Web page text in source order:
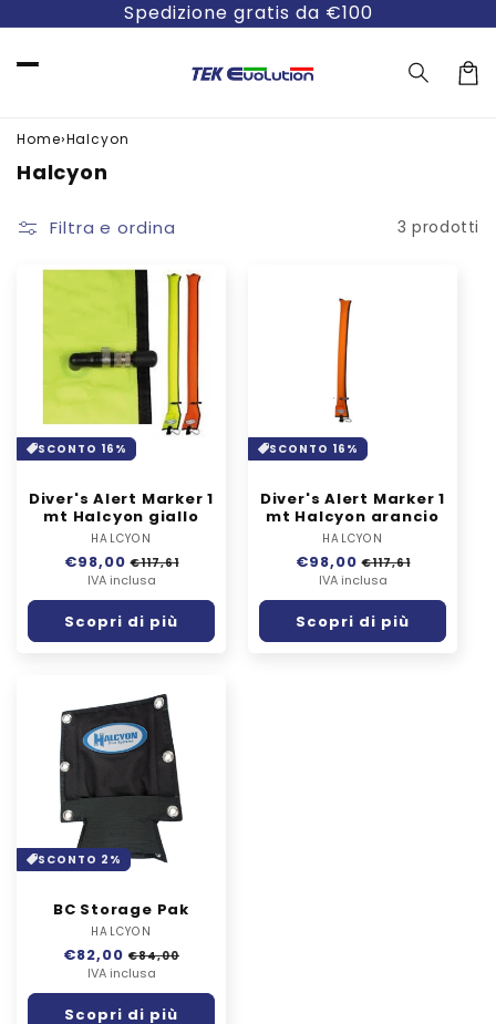
Spedizione gratis da €100
Home›Halcyon
C
l
Halcyon
Filtra e ordina 3 prodotti
SCONTO 16%
Diver's Alert Marker 1
mt Halcyon giallo
Fornitore:
HALCYON
Prezzo
listino
€98,00 Prezzo
scontato
€117,61
IVA inclusa
Scopri di più
SCONTO 16%
Diver's Alert Marker 1
mt Halcyon arancio
Fornitore:
HALCYON
Prezzo
listino
€98,00 Prezzo
scontato
€117,61
IVA inclusa
Scopri di più
SCONTO 2%
BC Storage Pak
Fornitore:
HALCYON
Prezzo
listino
€82,00 Prezzo
scontato
€84,00
IVA inclusa
Scopri di più